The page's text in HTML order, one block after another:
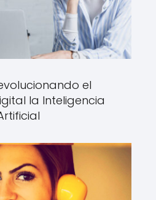
el
la Inteligencia